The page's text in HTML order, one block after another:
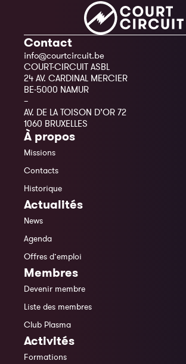
Contact
info@courtcircuit.be
COURT-CIRCUIT ASBL
24 AV. CARDINAL MERCIER
BE-5000 NAMUR
–
AV. DE LA TOISON D’OR 72
1060 BRUXELLES
À propos
Missions
Contacts
Historique
Actualités
News
Agenda
Offres d’emploi
Membres
Devenir membre
Liste des membres
Club Plasma
Activités
Formations